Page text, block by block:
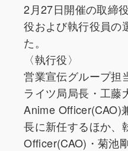
2月27日開催の取締
役および執行役員の
た。
〈執行役〉
営業宣伝グループ担
ライツ局局長・工藤
Anime Officer(CAO)
長に新任するほか、
Officer(CAO)・菊池